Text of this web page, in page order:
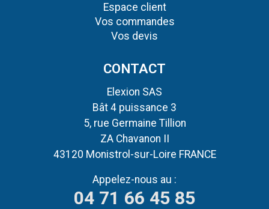
Espace client
Vos commandes
Vos devis
CONTACT
Elexion SAS
Bât 4 puissance 3
5, rue Germaine Tillion
ZA Chavanon II
43120 Monistrol-sur-Loire FRANCE
Appelez-nous au :
04 71 66 45 85